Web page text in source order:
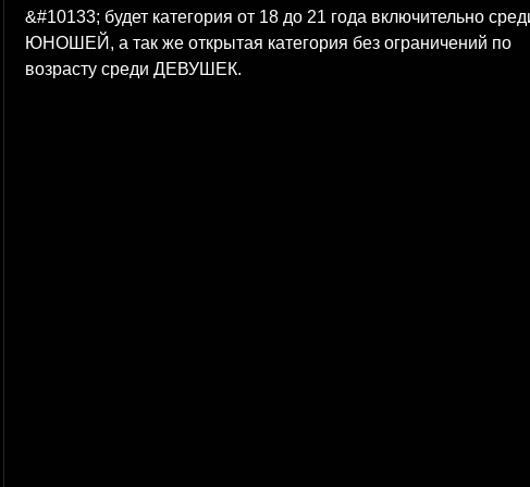
&#10133; будет категория от 18 до 21 года включительно
ЮНОШЕЙ, а так же открытая категория без ограничений по
возрасту среди ДЕВУШЕК.